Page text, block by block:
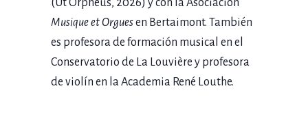
(Ut Orpheus, 2026) y con la Asociación
Musique et Orguesen Bertaimont. También
es profesora de formación musical en el
Conservatorio de La Louvière y profesora
de violín en la Academia René Louthe.